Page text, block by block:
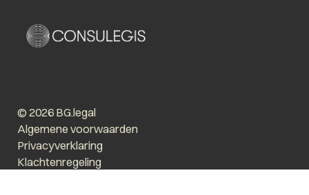
© 2026 BG.legal
Algemene voorwaarden
Privacyverklaring
Klachtenregeling